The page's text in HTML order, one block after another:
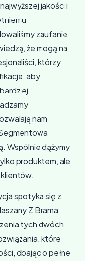
jakości i
zaufanie
że mogą na
którzy
aby
nam
Wspólnie dążymy
produktem, ale
spotyka się z
Z Brama
tych dwóch
które
dbając o pełne